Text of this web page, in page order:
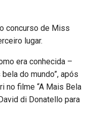
concurso de Miss
lugar.
era conhecida –
do mundo”, após
no filme “A Mais Bela
di Donatello para